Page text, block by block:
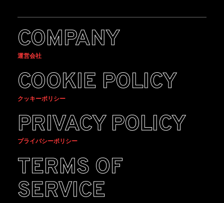
COMPANY
運営会社
COOKIE POLICY
クッキーポリシー
PRIVACY POLICY
プライバシーポリシー
TERMS OF
SERVICE